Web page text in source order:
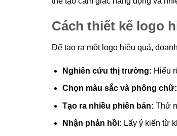
Cách thiết kế logo
Để tạo ra một logo hiệu quả,
Nghiên cứu thị trường: Hiểu
Chọn màu sắc và phông chữ:
Tạo ra nhiều phiên bản: Thử
Nhận phản hồi: Lấy ý kiến từ